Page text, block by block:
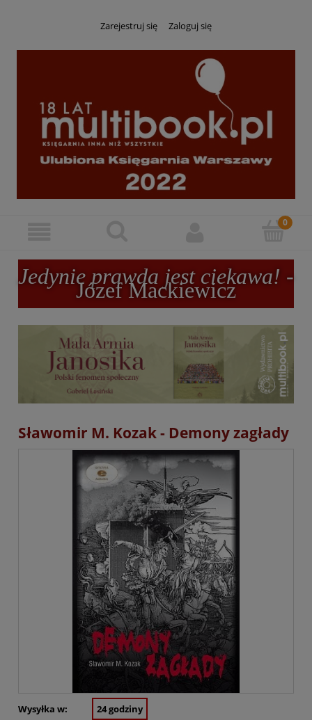
Zarejestruj się Zaloguj się
Jedynie prawda jest ciekawa! -
Józef Mackiewicz
Sławomir M. Kozak - Demony zagłady
Wysyłka w: 24 godziny